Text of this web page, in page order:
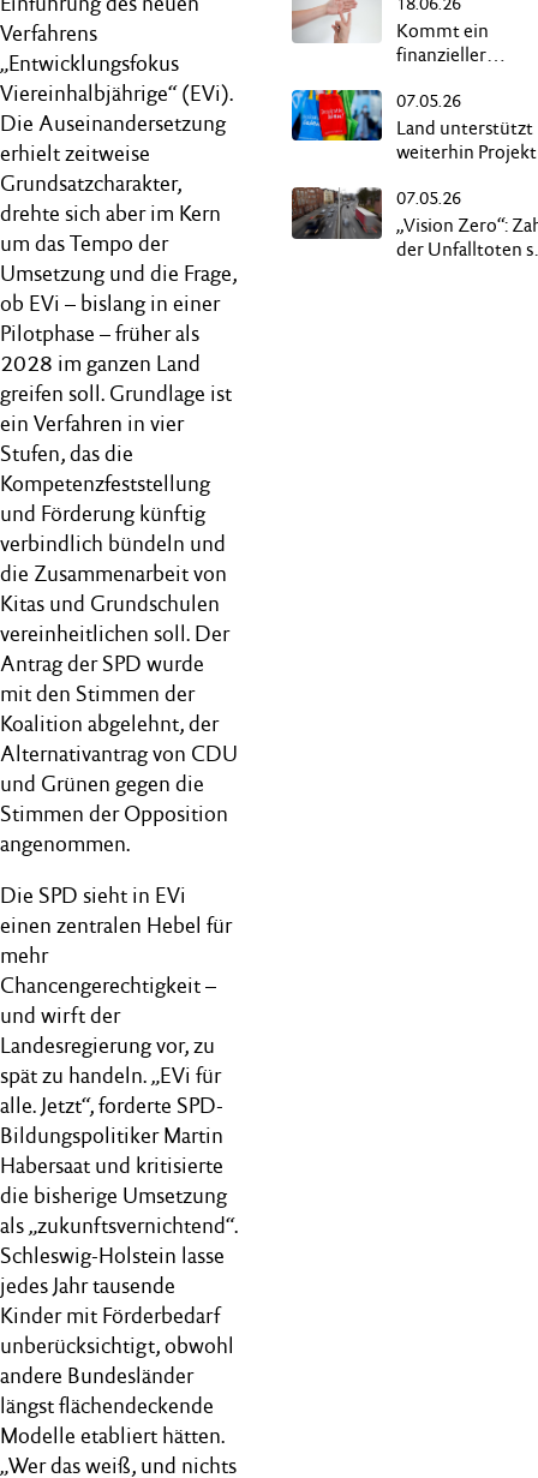
Verfahrens
„Entwicklungsfokus
Viereinhalbjährige“ (EVi).
Die Auseinandersetzung
erhielt zeitweise
Grundsatzcharakter,
drehte sich aber im Kern
um das Tempo der
Umsetzung und die Frage,
ob EVi – bislang in einer
Pilotphase – früher als
2028 im ganzen Land
greifen soll. Grundlage ist
ein Verfahren in vier
Stufen, das die
Kompetenzfeststellung
und Förderung künftig
verbindlich bündeln und
die Zusammenarbeit von
Kitas und Grundschulen
vereinheitlichen soll. Der
Antrag der SPD wurde
mit den Stimmen der
Koalition abgelehnt, der
Alternativantrag von CDU
und Grünen gegen die
Stimmen der Opposition
angenommen.
Die SPD sieht in EVi
einen zentralen Hebel für
mehr
Chancengerechtigkeit –
und wirft der
Landesregierung vor, zu
spät zu handeln. „EVi für
alle. Jetzt“, forderte SPD-
Bildungspolitiker Martin
Habersaat und kritisierte
die bisherige Umsetzung
als „zukunftsvernichtend“.
Schleswig-Holstein lasse
jedes Jahr tausende
Kinder mit Förderbedarf
unberücksichtigt, obwohl
andere Bundesländer
längst flächendeckende
Modelle etabliert hätten.
„Wer das weiß, und nichts
Kommt ein
finanzieller
Gehörlose?
07.05.26
Land unterstützt
weiterhin
leben!“
07.05.26
„Vision Zero“:
der Unfalltoten